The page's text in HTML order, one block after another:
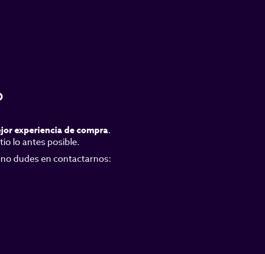
experiencia de compra.
lo antes posible.
dudes en contactarnos: